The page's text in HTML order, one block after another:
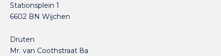
Stationsplein 1
6602 BN Wijchen
Druten
Mr. van Coothstraat 8a